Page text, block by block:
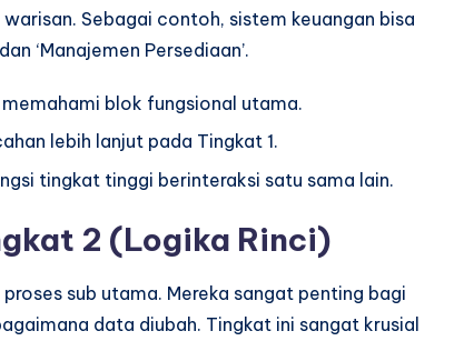
Sebagai contoh, sistem keuangan bisa
‘Manajemen Persediaan’.
blok fungsional utama.
lebih lanjut pada Tingkat 1.
tingkat tinggi berinteraksi satu sama lain.
2 (Logika Rinci)
sub utama. Mereka sangat penting bagi
data diubah. Tingkat ini sangat krusial